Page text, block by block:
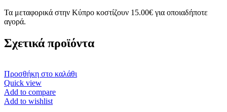
Τα μεταφορικά στην Κύπρο κοστίζουν 15.00€ για οποιαδήποτε
αγορά.
Σχετικά προϊόντα
Προσθήκη στο καλάθι
Quick view
Add to compare
Add to wishlist